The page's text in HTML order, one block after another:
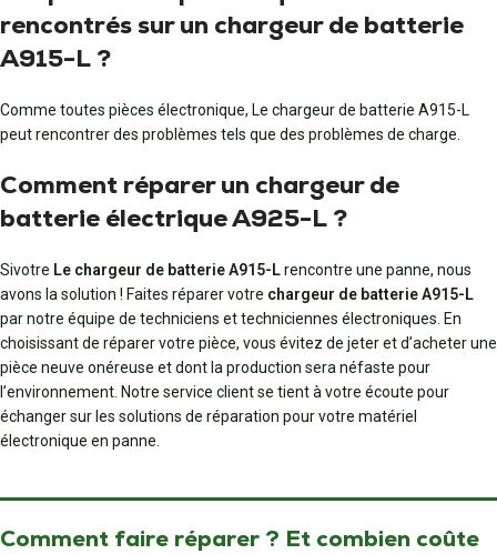
rencontrés sur un chargeur de batterie
A915-L ?
Comme toutes pièces électronique, Le chargeur de batterie A915-L
peut rencontrer des problèmes tels que des problèmes de charge.
Comment réparer un chargeur de
batterie électrique A925-L ?
Sivotre Le chargeur de batterie A915-Lrencontre une panne, nous
avons la solution ! Faites réparer votre chargeur de batterie A915-L
par notre équipe de techniciens et techniciennes électroniques. En
choisissant de réparer votre pièce, vous évitez de jeter et d’acheter une
pièce neuve onéreuse et dont la production sera néfaste pour
l’environnement. Notre service client se tient à votre écoute pour
échanger sur les solutions de réparation pour votre matériel
électronique en panne.
Comment faire réparer ? Et combien coûte